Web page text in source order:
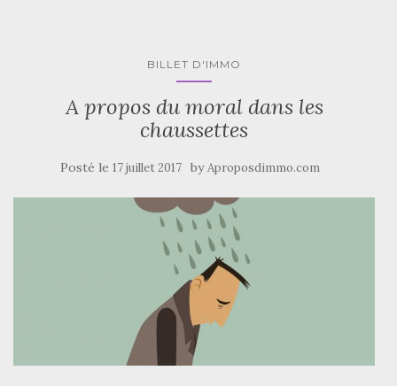
BILLET D'IMMO
A propos du moral dans les
chaussettes
Posté le 17 juillet 2017 byAproposdimmo.com